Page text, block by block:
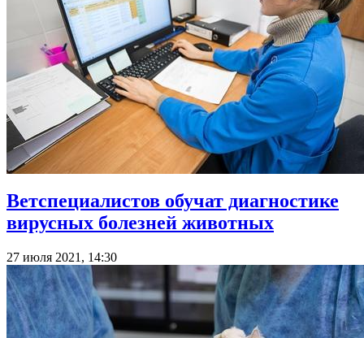
Ветспециалистов обучат диагностике
вирусных болезней животных
27 июля 2021, 14:30